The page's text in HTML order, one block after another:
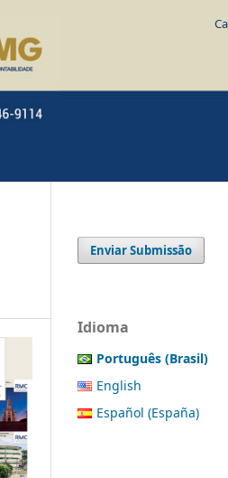
Enviar Submissão
Idioma
Português (Brasil)
English
Español (España)